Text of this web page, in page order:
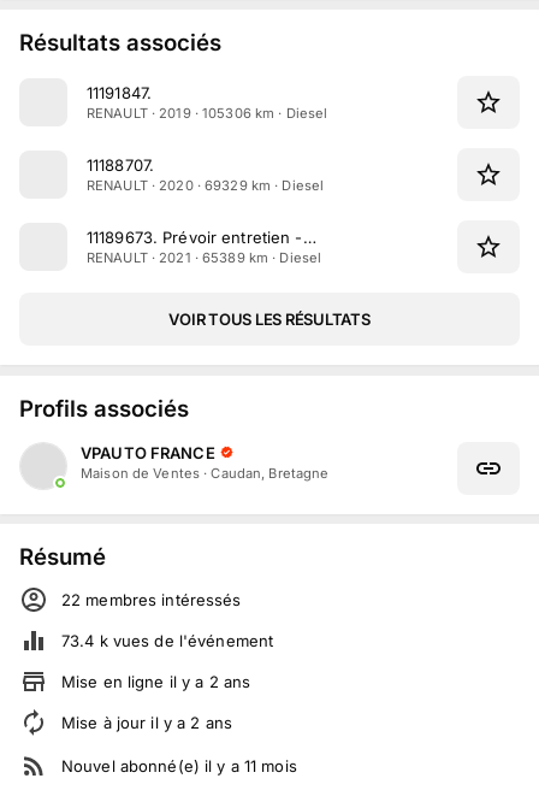
Résultats associés
11191847.
RENAULT · 2019 · 105306 km · Diesel
11188707.
RENAULT · 2020 · 69329 km · Diesel
11189673. Prévoir entretien -…
RENAULT · 2021 · 65389 km · Diesel
VOIR TOUS LES RÉSULTATS
Profils associés
VPAUTO FRANCE
Maison de Ventes ·Caudan, Bretagne
Résumé
22 membres intéressés
73.4 kvues de l'événement
Mise en ligne il y a 2 ans
Mise à jour il y a 2 ans
Nouvel abonné(e) il y a 11 mois